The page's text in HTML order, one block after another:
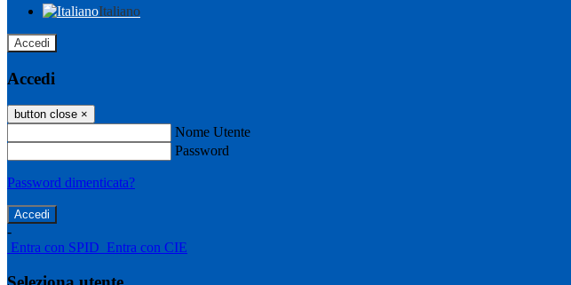
Italiano
Accedi
Accedi
button close ×
Nome Utente
Password
Password dimenticata?
-
Entra con SPID Entra con CIE